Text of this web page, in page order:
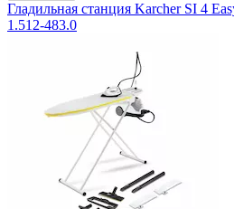
Гладильная станция Karcher SI 4
1.512-483.0